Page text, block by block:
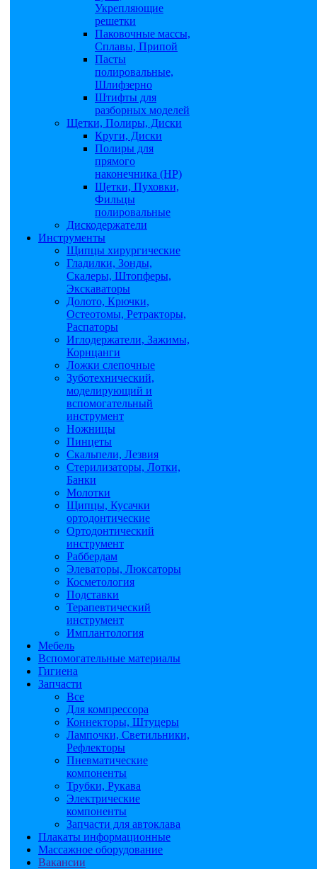
Укрепляющие
решетки
Паковочные массы,
Сплавы, Припой
Пасты
полировальные,
Шлифзерно
Штифты для
разборных моделей
Щетки, Полиры, Диски
Круги, Диски
Полиры для
прямого
наконечника (НР)
Щетки, Пуховки,
Фильцы
полировальные
Дискодержатели
Инструменты
Щипцы хирургические
Гладилки, Зонды,
Скалеры, Штопферы,
Экскаваторы
Долото, Крючки,
Остеотомы, Ретракторы,
Распаторы
Иглодержатели, Зажимы,
Корнцанги
Ложки слепочные
Зуботехнический,
моделирующий и
вспомогательный
инструмент
Ножницы
Пинцеты
Скальпели, Лезвия
Стерилизаторы, Лотки,
Банки
Молотки
Щипцы, Кусачки
ортодонтические
Ортодонтический
инструмент
Раббердам
Элеваторы, Люксаторы
Косметология
Подставки
Терапевтический
инструмент
Имплантология
Мебель
Вспомогательные материалы
Гигиена
Запчасти
Все
Для компрессора
Коннекторы, Штуцеры
Лампочки, Светильники,
Рефлекторы
Пневматические
компоненты
Трубки, Рукава
Электрические
компоненты
Запчасти для автоклава
Плакаты информационные
Массажное оборудование
Вакансии